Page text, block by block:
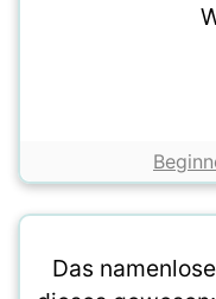
Das